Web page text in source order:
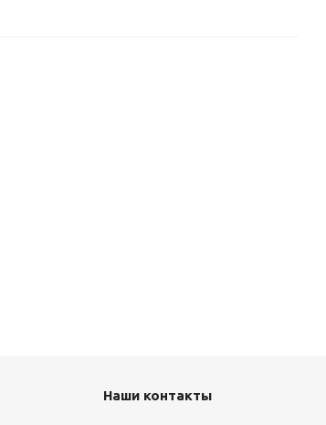
Наши контакты